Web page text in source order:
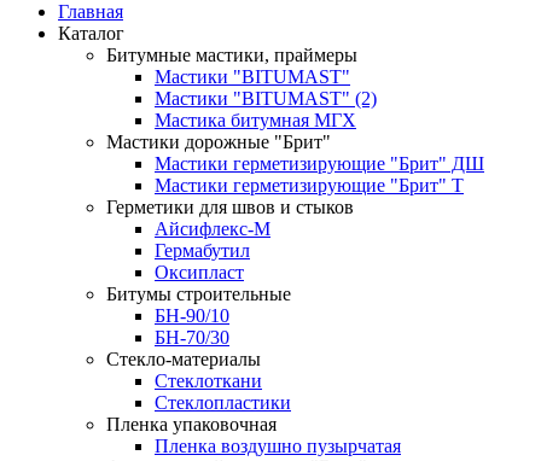
Главная
Каталог
Битумные мастики, праймеры
Мастики "BITUMAST"
Мастики "BITUMAST" (2)
Мастика битумная МГХ
Мастики дорожные "Брит"
Мастики герметизирующие "Брит" ДШ
Мастики герметизирующие "Брит" Т
Герметики для швов и стыков
Айсифлекс-М
Гермабутил
Оксипласт
Битумы строительные
БН-90/10
БН-70/30
Стекло-материалы
Стеклоткани
Стеклопластики
Пленка упаковочная
Пленка воздушно пузырчатая